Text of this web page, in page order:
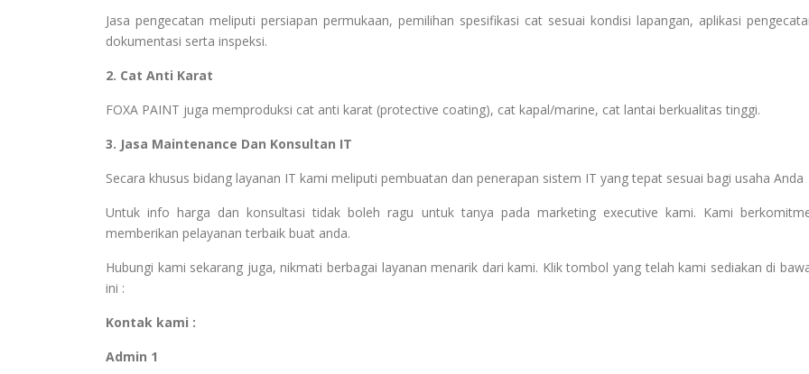
Jasa pengecatan meliputi persiapan permukaan, pemilihan spesifikasi cat sesuai kondisi lapangan, aplikasi
dokumentasi serta inspeksi.
2. Cat Anti Karat
FOXA PAINT juga memproduksi cat anti karat (protective coating), cat kapal/marine, cat lantai berkualitas tinggi.
3. Jasa Maintenance Dan Konsultan IT
Secara khusus bidang layanan IT kami meliputi pembuatan dan penerapan sistem IT yang tepat sesuai bagi usaha Anda
Untuk info harga dan konsultasi tidak boleh ragu untuk tanya pada marketing executive kami. Kami
memberikan pelayanan terbaik buat anda.
Hubungi kami sekarang juga, nikmati berbagai layanan menarik dari kami. Klik tombol yang telah kami sediakan di
ini :
Kontak kami :
Admin 1